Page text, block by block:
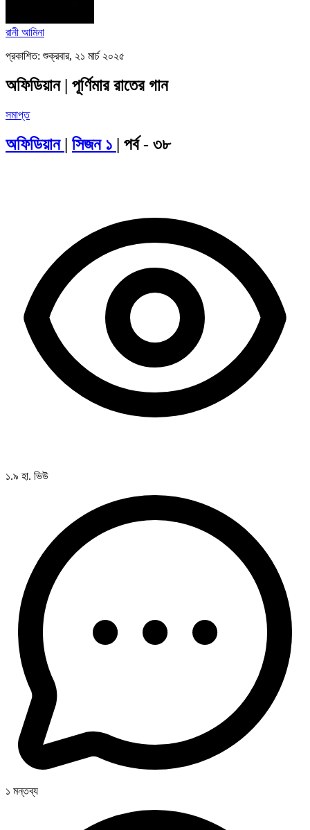
রানী আমিনা
প্রকাশিত: শুক্রবার, ২১ মার্চ ২০২৫
অফিডিয়ান | পূর্ণিমার রাতের গান
সমাপ্ত
অফিডিয়ান | সিজন ১ | পর্ব - ৩৮
১.৯ হা. ভিউ
১ মন্তব্য